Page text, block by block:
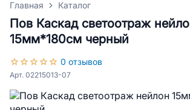
Главная Каталог
Пов Каскад светоотраж
15мм*180см черный
0 отзывов
Арт. 02215013-07